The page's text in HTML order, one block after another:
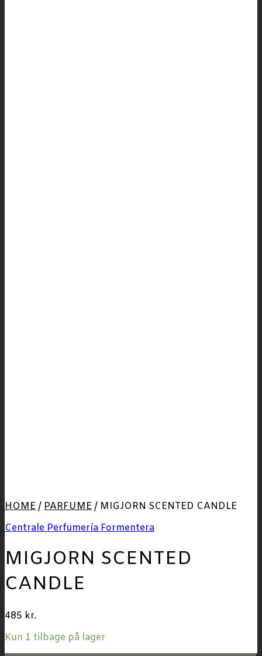
HOME / PARFUME / MIGJORN SCENTED CANDLE
Centrale Perfumería Formentera
MIGJORN SCENTED
CANDLE
485 kr.
Kun 1 tilbage på lager